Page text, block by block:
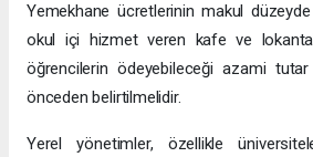
Yemekhane ücretlerinin makul düzeyde
okul içi hizmet veren kafe ve
öğrencilerin ödeyebileceği azami
önceden belirtilmelidir.
Yerel yönetimler, özellikle